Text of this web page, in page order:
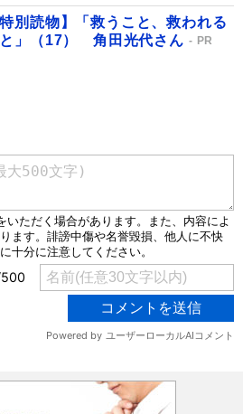
特別読物】「救うこと、救われる
」（17） 角田光代さん
PR